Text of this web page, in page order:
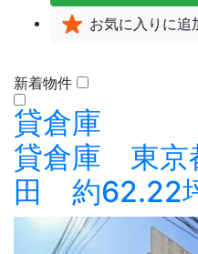
お気に入り に追
新着物件
貸倉庫
貸倉庫 東京
田 約62.22